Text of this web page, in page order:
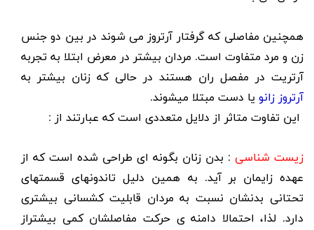
همچنین مفاصلی که گرفتار آرتروز می شوند در بین دو جنس
زن و مرد متفاوت است. مردان بیشتر در معرض ابتلا به تجربه
آرتریت در مفصل ران هستند در حالی که زنان بیشتر به
آرتروز زانو یا دست مبتلا میشوند.
این تفاوت متاثر از دلایل متعددی است که عبارتند از :
زیست شناسی : بدن زنان بگونه ای طراحی شده است که از
عهده زایمان بر آید. به همین دلیل تاندونهای قسمتهای
تحتانی بدنشان نسبت به مردان قابلیت کشسانی بیشتری
دارد. لذا، احتمالا دامنه ی حرکت مفاصلشان کمی بیشتراز